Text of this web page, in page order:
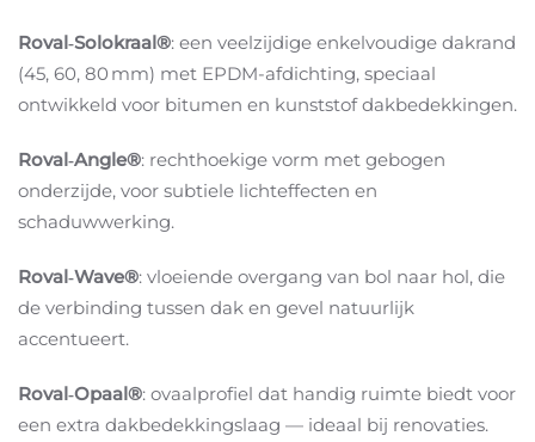
Roval‑Solokraal®: een veelzijdige enkelvoudige dakrand
(45, 60, 80 mm) met EPDM-afdichting, speciaal
ontwikkeld voor bitumen en kunststof dakbedekkingen.
Roval‑Angle®: rechthoekige vorm met gebogen
onderzijde, voor subtiele lichteffecten en
schaduwwerking.
Roval‑Wave®: vloeiende overgang van bol naar hol, die
de verbinding tussen dak en gevel natuurlijk
accentueert.
Roval‑Opaal®: ovaalprofiel dat handig ruimte biedt voor
een extra dakbedekkingslaag — ideaal bij renovaties.